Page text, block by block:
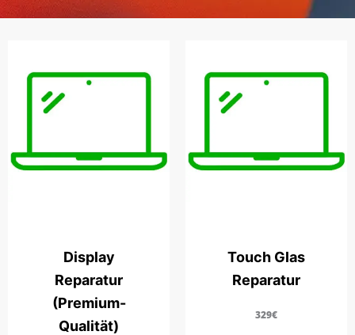
Display
Reparatur
(Premium-
Qualität)
Touch Glas
Reparatur
329€